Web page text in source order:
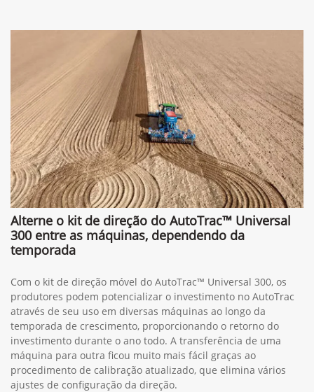
Alterne o kit de direção do AutoTrac™ Universal
300 entre as máquinas, dependendo da
temporada
Com o kit de direção móvel do AutoTrac™ Universal 300, os
produtores podem potencializar o investimento no AutoTrac
através de seu uso em diversas máquinas ao longo da
temporada de crescimento, proporcionando o retorno do
investimento durante o ano todo. A transferência de uma
máquina para outra ficou muito mais fácil graças ao
procedimento de calibração atualizado, que elimina vários
ajustes de configuração da direção.